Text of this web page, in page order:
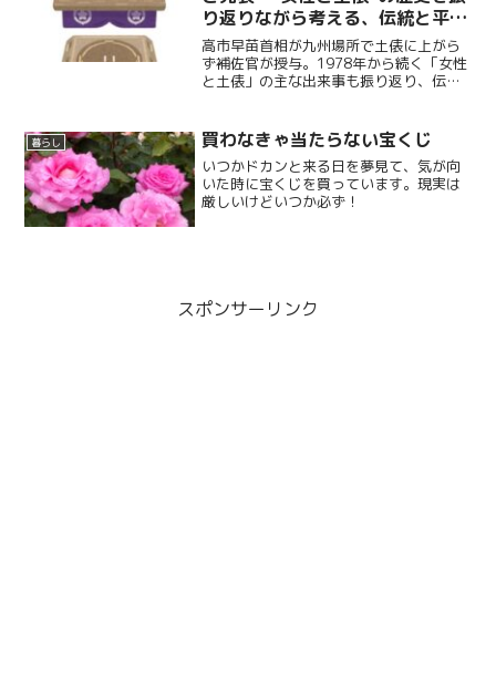
り返りながら考える、伝統と平等
のこれから
高市早苗首相が九州場所で土俵に上がら
ず補佐官が授与。1978年から続く「女性
と土俵」の主な出来事も振り返り、伝統
暮らし 買わなきゃ当たらない宝くじ
いつかドカンと来る日を夢見て、気が向
いた時に宝くじを買っています。現実は
厳しいけどいつか必ず！
スポンサーリンク